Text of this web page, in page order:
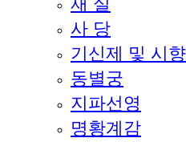
사 당
기신제 및 시향
동별궁
지파선영
명황계감